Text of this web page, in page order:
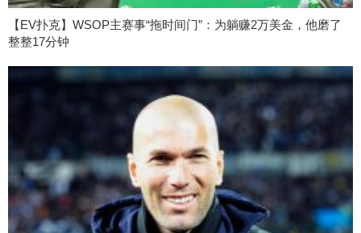
【EV扑克】WSOP主赛事“拖时间门”：为躺赚2万美金，他磨了
整整17分钟